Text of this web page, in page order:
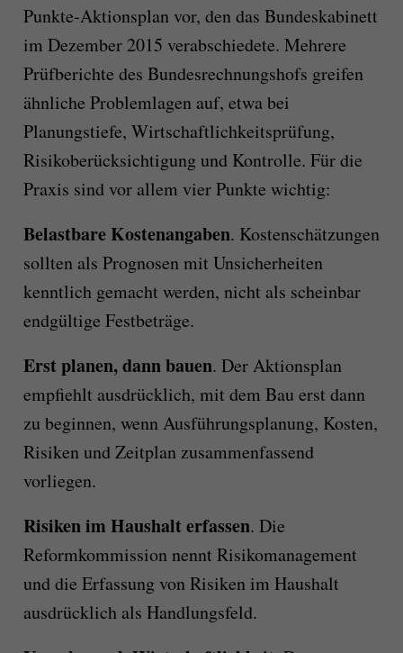
Punkte-Aktionsplan vor, den das Bundeskabinett
im Dezember 2015 verabschiedete. Mehrere
Prüfberichte des Bundesrechnungshofs greifen
ähnliche Problemlagen auf, etwa bei
Planungstiefe, Wirtschaftlichkeitsprüfung,
Risikoberücksichtigung und Kontrolle. Für die
Praxis sind vor allem vier Punkte wichtig:
Belastbare Kostenangaben. Kostenschätzungen
sollten als Prognosen mit Unsicherheiten
kenntlich gemacht werden, nicht als scheinbar
endgültige Festbeträge.
Erst planen, dann bauen. Der Aktionsplan
empfiehlt ausdrücklich, mit dem Bau erst dann
zu beginnen, wenn Ausführungsplanung, Kosten,
Risiken und Zeitplan zusammenfassend
vorliegen.
Risiken im Haushalt erfassen. Die
Reformkommission nennt Risikomanagement
und die Erfassung von Risiken im Haushalt
ausdrücklich als Handlungsfeld.